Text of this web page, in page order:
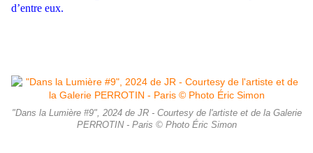
d’entre eux.
"Dans la Lumière #9", 2024 de JR - Courtesy de l'artiste et de la Galerie
PERROTIN - Paris © Photo Éric Simon